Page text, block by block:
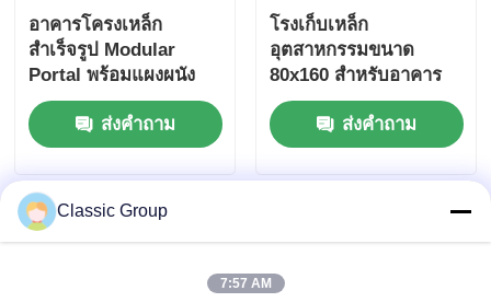
อาคารโครงเหล็ก
สำเร็จรูป Modular
Portal พร้อมแผงผนัง
ALC ปรับแต่งได้
ส่งคำถาม
โรงเก็บเหล็ก
อุตสาหกรรมขนาด
80x160 สำหรับอาคาร
เวิร์คช็อป แผงแซนวิช
ส่งคำถาม
Classic Group
7:57 AM